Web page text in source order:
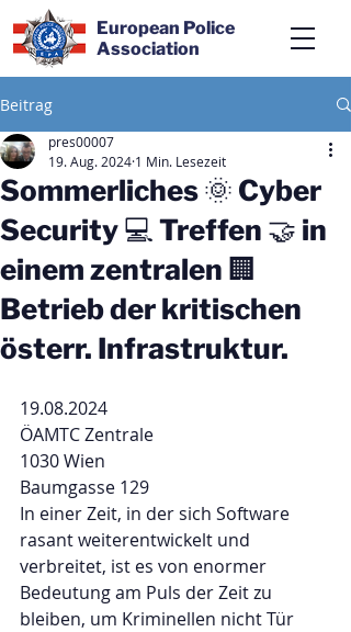
European Police
Association
Beitrag
Sommerliches 🌞 Cyber
Security 💻 Treffen 🤝 in
einem zentralen 🏢
Betrieb der kritischen
österr. Infrastruktur.
pres00007
19. Aug. 2024 1 Min. Lesezeit
19.08.2024
ÖAMTC Zentrale
1030 Wien
Baumgasse 129
In einer Zeit, in der sich Software
rasant weiterentwickelt und
verbreitet, ist es von enormer
Bedeutung am Puls der Zeit zu
bleiben, um Kriminellen nicht Tür